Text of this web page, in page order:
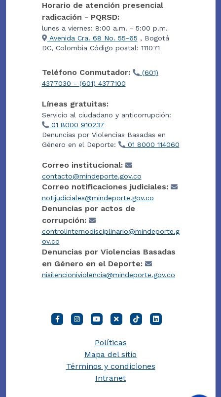
Horario de atención presencial
radicación - PQRSD:
lunes a viernes: 8:00 a.m. - 5:00 p.m.
Avenida Cra. 68 No. 55-65 , Bogotá
DC, Colombia Código postal: 111071
Teléfono Conmutador:
(601)
4377030 - (601) 4377100
Líneas gratuitas:
Servicio al ciudadano y anticorrupción:
01 8000 910237
Denuncias por Violencias Basadas en
Género en el Deporte:
01 8000 114060
Correo institucional:
contacto@mindeporte.gov.co
Correo notificaciones judiciales:
notijudiciales@mindeporte.gov.co
Denuncias por actos de
corrupción:
controlinternodisciplinario@mindeporte.g
ov.co
Denuncias por Violencias Basadas
en Género en el Deporte:
nisilencioniviolencia@mindeporte.gov.co
Políticas
Mapa del sitio
Términos y condiciones
Intranet